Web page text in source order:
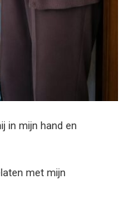
in mijn hand en
met mijn